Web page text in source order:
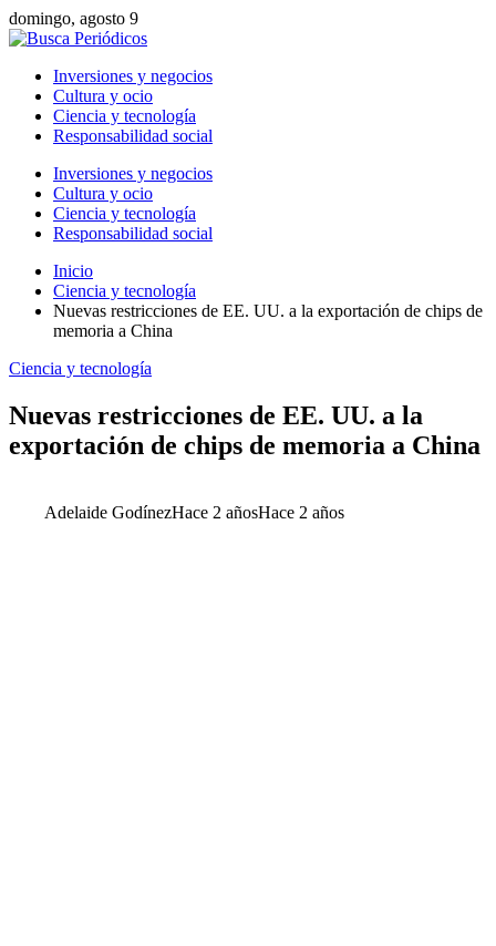
domingo, agosto 9
Inversiones y negocios
Cultura y ocio
Ciencia y tecnología
Responsabilidad social
Inversiones y negocios
Cultura y ocio
Ciencia y tecnología
Responsabilidad social
Inicio
Ciencia y tecnología
Nuevas restricciones de EE. UU. a la exportación de chips de
memoria a China
Ciencia y tecnología
Nuevas restricciones de EE. UU. a la
exportación de chips de memoria a China
Adelaide GodínezHace 2 añosHace 2 años